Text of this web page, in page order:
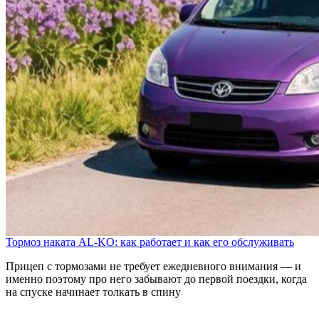
Тормоз наката AL-KO: как работает и как его обслуживать
Прицеп с тормозами не требует ежедневного внимания — и
именно поэтому про него забывают до первой поездки, когда
на спуске начинает толкать в спину